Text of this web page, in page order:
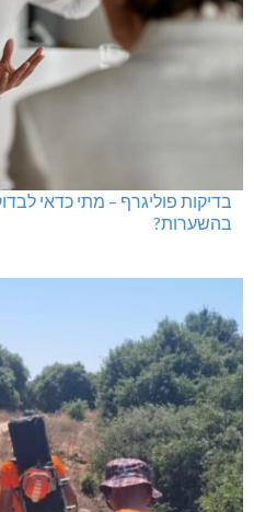
בדיקות פוליגרף – מתי כדאי
בהשערות?